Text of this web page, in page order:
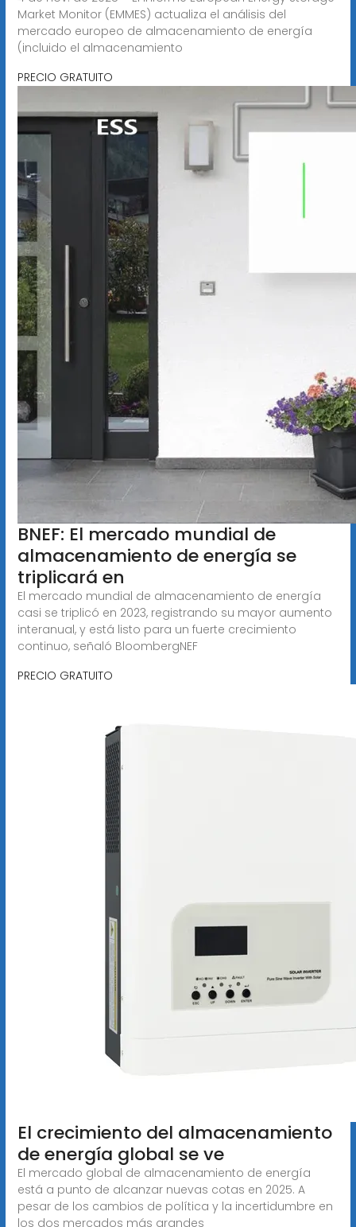
Market Monitor (EMMES) actualiza el análisis del
mercado europeo de almacenamiento de energía
(incluido el almacenamiento
PRECIO GRATUITO
BNEF: El mercado mundial de
almacenamiento de energía se
triplicará en
El mercado mundial de almacenamiento de energía
casi se triplicó en 2023, registrando su mayor aumento
interanual, y está listo para un fuerte crecimiento
continuo, señaló BloombergNEF
PRECIO GRATUITO
El crecimiento del almacenamiento
de energía global se ve
El mercado global de almacenamiento de energía
está a punto de alcanzar nuevas cotas en 2025. A
pesar de los cambios de política y la incertidumbre en
los dos mercados más grandes